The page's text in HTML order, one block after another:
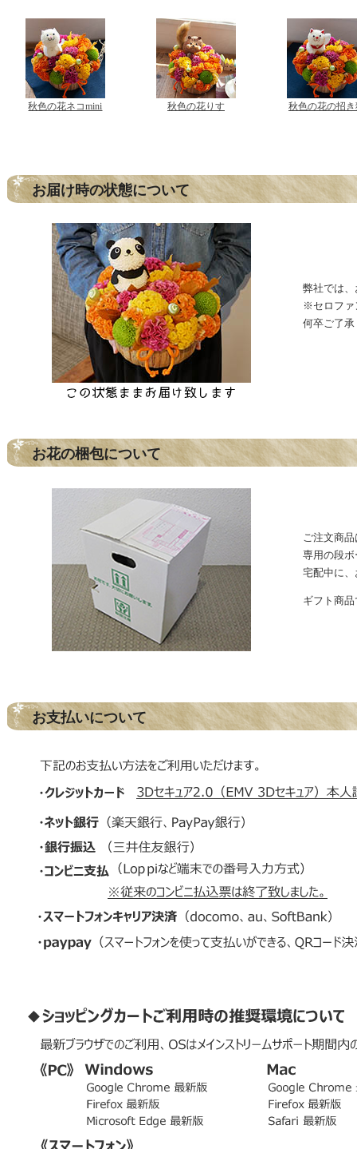
秋色の花ネコmini 秋色の花りす 秋色の花の招
お届け時の状態について
弊社では
※セロファ
何卒ご了
お花の梱包について
ご注文商
専用の段
宅配中に
ギフト商
お支払いについて